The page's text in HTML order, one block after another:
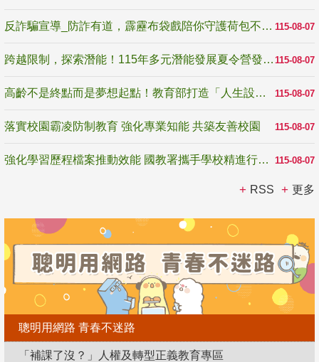
115-08-07
反詐騙宣導_防詐有道，霹靂布袋戲陪你守護荷包不受騙
115-08-07
跨越限制，探索潛能！115年多元潛能發展夏令營發掘生命無限可能
115-08-07
高齡不是終點而是夢想起點！教育部打造「人生設計夢工場」 參展第3屆高齡健康產業博覽會
115-08-07
落實校園霸凌防制教育 強化專業知能 共築友善校園
115-08-07
強化學習歷程檔案推動效能 國教署攜手學校精進行政與教學支持
RSS 更多
聰明用網路 青春不迷路
「補課了沒？」人權及轉型正義教育專區